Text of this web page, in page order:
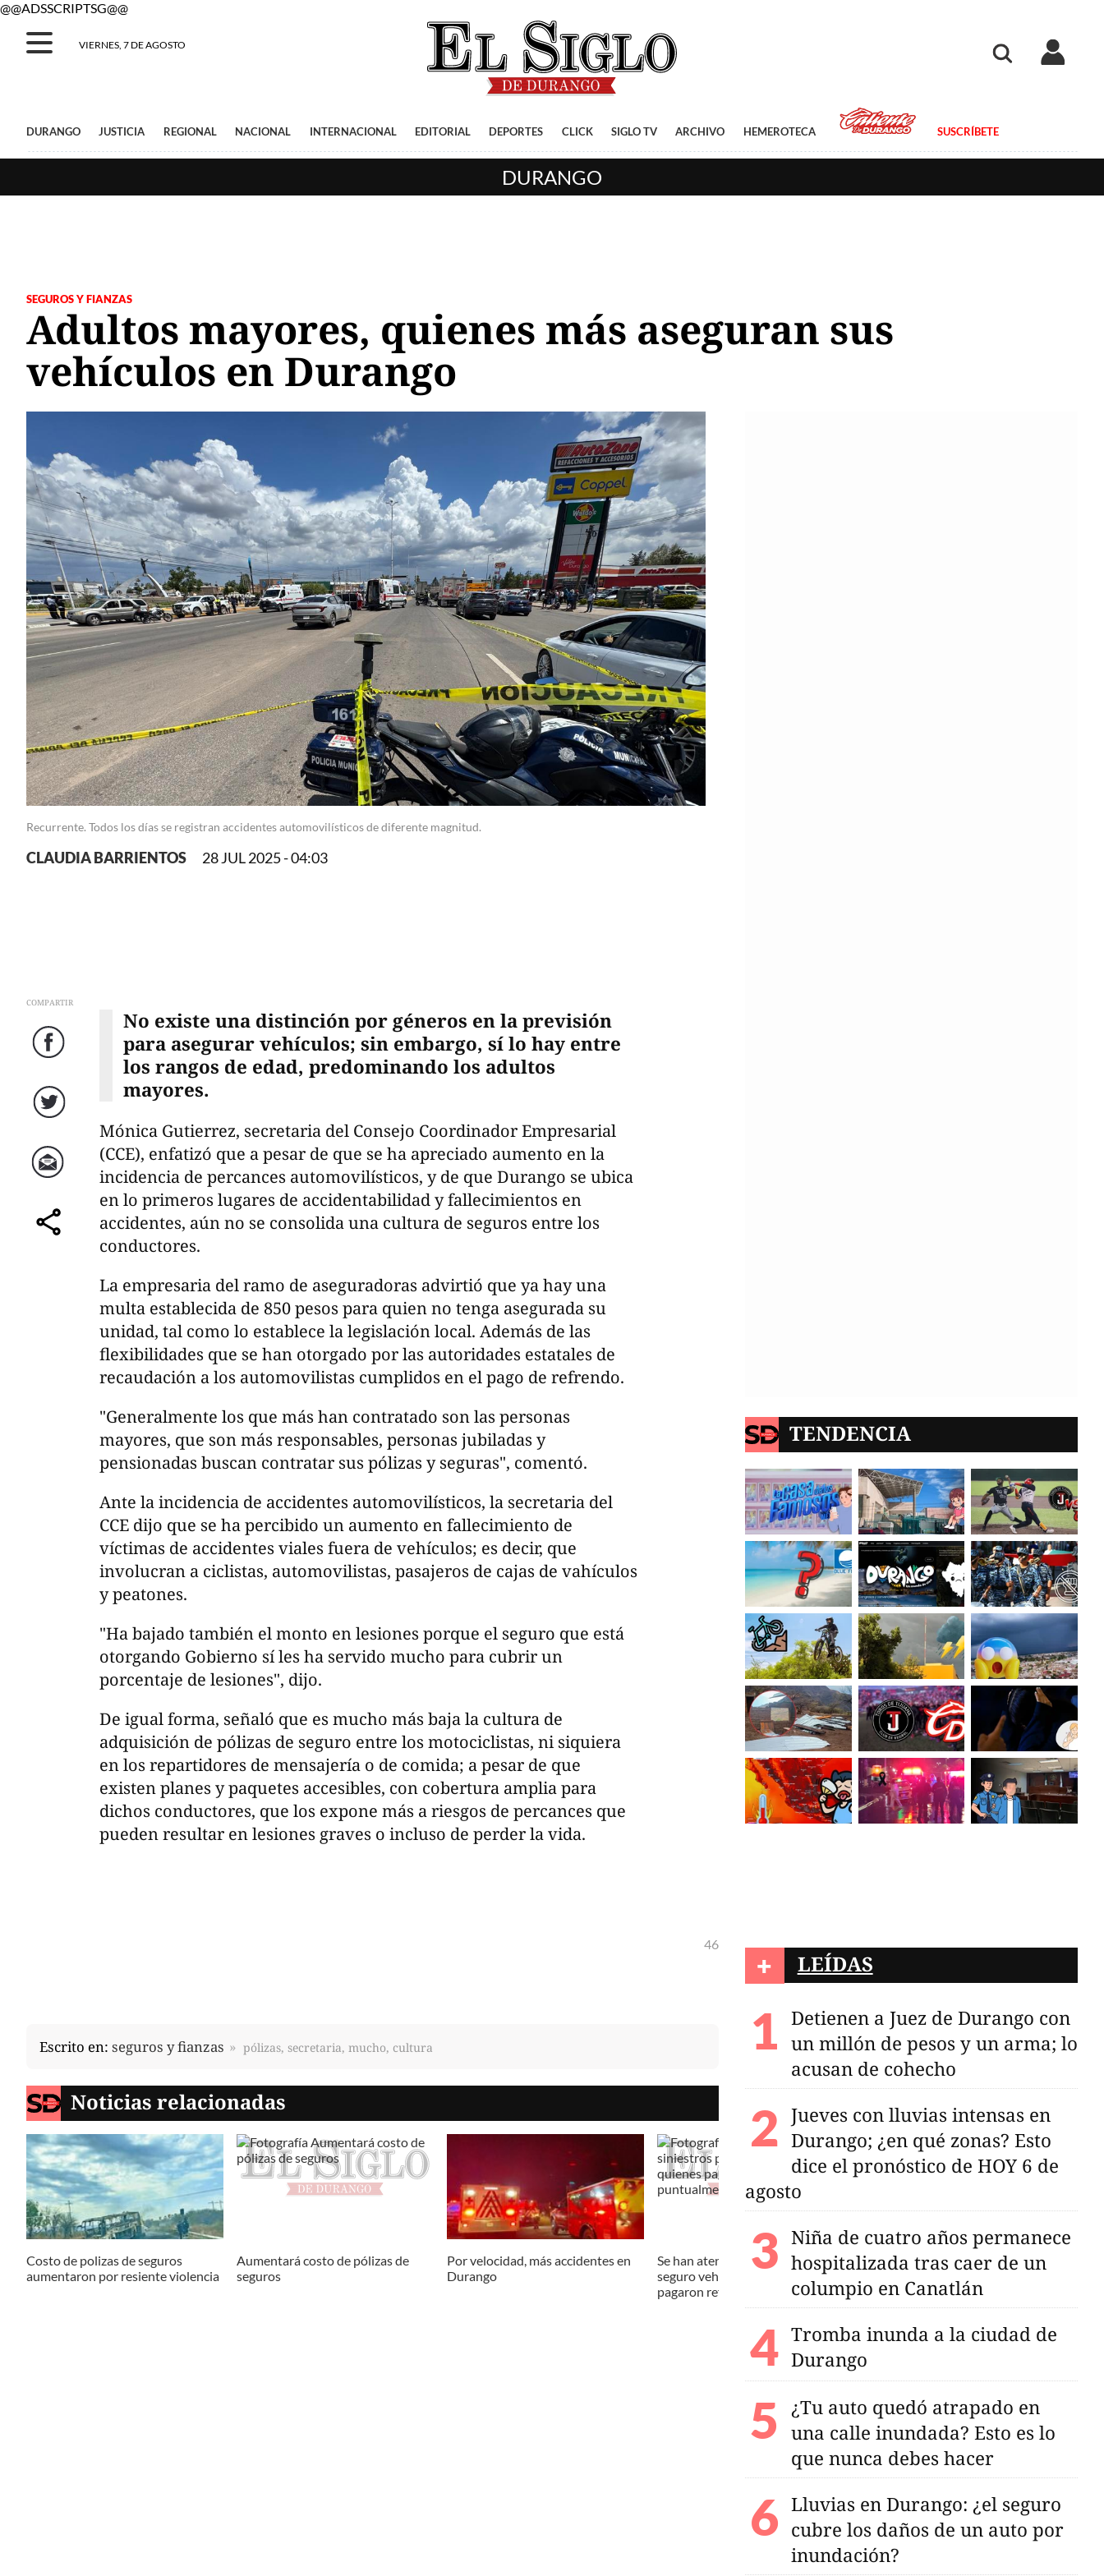
@@ADSSCRIPTSG@@
VIERNES, 7 DE AGOSTO
DURANGO JUSTICIA REGIONAL NACIONAL INTERNACIONAL EDITORIAL DEPORTES CLICK SIGLO TV ARCHIVO HEMEROTECA SUSCRÍBETE
DURANGO
SEGUROS Y FIANZAS
Adultos mayores, quienes más aseguran sus
vehículos en Durango
Recurrente. Todos los días se registran accidentes automovilísticos de diferente magnitud.
CLAUDIA BARRIENTOS 28 JUL 2025 - 04:03
COMPARTIR
Facebook
Twitter
Correo
comparte
No existe una distinción por géneros en la previsión
para asegurar vehículos; sin embargo, sí lo hay entre
los rangos de edad, predominando los adultos
mayores.
Mónica Gutierrez, secretaria del Consejo Coordinador Empresarial
(CCE), enfatizó que a pesar de que se ha apreciado aumento en la
incidencia de percances automovilísticos, y de que Durango se ubica
en lo primeros lugares de accidentabilidad y fallecimientos en
accidentes, aún no se consolida una cultura de seguros entre los
conductores.
La empresaria del ramo de aseguradoras advirtió que ya hay una
multa establecida de 850 pesos para quien no tenga asegurada su
unidad, tal como lo establece la legislación local. Además de las
flexibilidades que se han otorgado por las autoridades estatales de
recaudación a los automovilistas cumplidos en el pago de refrendo.
"Generalmente los que más han contratado son las personas
mayores, que son más responsables, personas jubiladas y
pensionadas buscan contratar sus pólizas y seguras", comentó.
Ante la incidencia de accidentes automovilísticos, la secretaria del
CCE dijo que se ha percibido un aumento en fallecimiento de
víctimas de accidentes viales fuera de vehículos; es decir, que
involucran a ciclistas, automovilistas, pasajeros de cajas de vahículos
y peatones.
"Ha bajado también el monto en lesiones porque el seguro que está
otorgando Gobierno sí les ha servido mucho para cubrir un
porcentaje de lesiones", dijo.
De igual forma, señaló que es mucho más baja la cultura de
adquisición de pólizas de seguro entre los motociclistas, ni siquiera
en los repartidores de mensajería o de comida; a pesar de que
existen planes y paquetes accesibles, con cobertura amplia para
dichos conductores, que los expone más a riesgos de percances que
pueden resultar en lesiones graves o incluso de perder la vida.
46
Escrito en: seguros y fianzas pólizas, secretaria, mucho, cultura
Noticias relacionadas
Costo de polizas de seguros
aumentaron por resiente violencia
Aumentará costo de pólizas de
seguros
Por velocidad, más accidentes en
Durango
Se han atendido 116 siniestros por
seguro vehicular, a quienes
pagaron refrendo puntualmente
TENDENCIA
+ LEÍDAS
Detienen a Juez de Durango con
un millón de pesos y un arma; lo
acusan de cohecho
Jueves con lluvias intensas en
Durango; ¿en qué zonas? Esto
dice el pronóstico de HOY 6 de
agosto
Niña de cuatro años permanece
hospitalizada tras caer de un
columpio en Canatlán
Tromba inunda a la ciudad de
Durango
¿Tu auto quedó atrapado en
una calle inundada? Esto es lo
que nunca debes hacer
Lluvias en Durango: ¿el seguro
cubre los daños de un auto por
inundación?